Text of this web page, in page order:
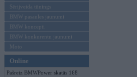
Sērijveida tūnings
BMW pasaules jaunumi
BMW koncepti
BMW konkurentu jaunumi
Moto
Online
Pašreiz BMWPower skatās 168